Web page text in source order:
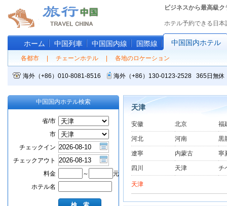
ビジネスから最高級
ホテル予約できる日
ホーム 中国列車 中国国内線 国際線 中国国内ホテル
各都市 チェーンホテル 各地のロケーション
海外（+86）010-8081-8516 海外（+86）130-0123-2528 365日無休
天津
安徽 北京 福
河北 河南 黒
遼寧 内蒙古 寧
四川 天津 チ
天津
中国国内ホテル検索
省/市
市
チェックイン
チェックアウト
料金
～
元
ホテル名